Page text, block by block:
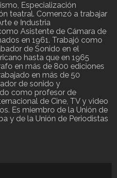
Especialización
teatral. Comenzó a trabajar
e Industria
Asistente de Cámara de
en 1961. Trabajó como
de Sonido en el
hasta que en 1965
en más de 800 ediciones
en más de 50
de sonido y
como profesor de
de Cine, TV y video
Es miembro de la Unión de
y de la Unión de Periodistas